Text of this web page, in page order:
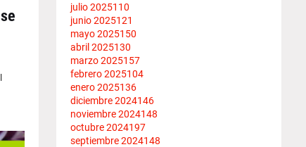
julio 2025110
junio 2025121
mayo 2025150
abril 2025130
marzo 2025157
febrero 2025104
enero 2025136
diciembre 2024146
noviembre 2024148
octubre 2024197
septiembre 2024148